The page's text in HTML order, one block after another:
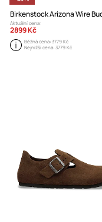
Aktuální cena:
2899 Kč
Běžná cena:3779 Kč
Nejnižší cena:3779 Kč